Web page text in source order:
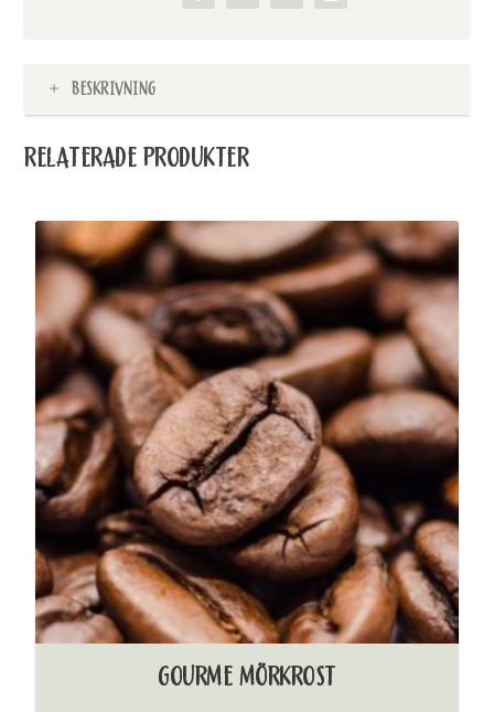
BESKRIVNING
RELATERADE PRODUKTER
GOURME MÖRKROST